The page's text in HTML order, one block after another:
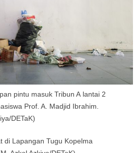
pintu masuk Tribun A lantai 2
Prof. A. Madjid Ibrahim.
DETaK)
di Lapangan Tugu Kopelma